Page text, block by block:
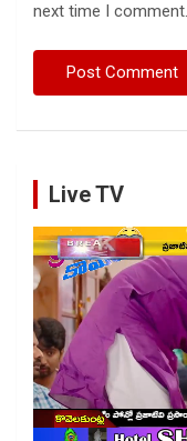
next time I comment.
Live TV